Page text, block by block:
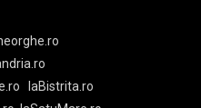
laBistrita.ro